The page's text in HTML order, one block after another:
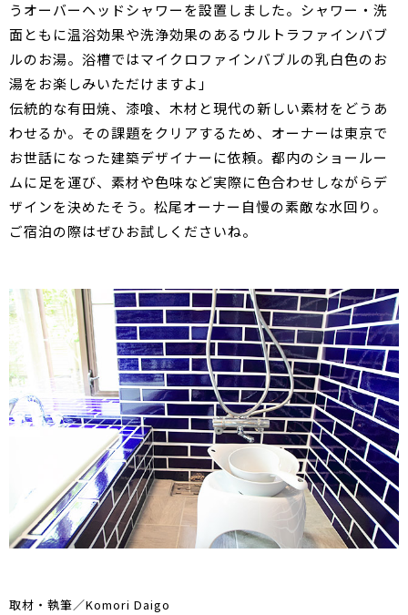
うオーバーヘッドシャワーを設置しました。シャワー・洗
面ともに温浴効果や洗浄効果のあるウルトラファインバブ
ルのお湯。浴槽ではマイクロファインバブルの乳白色のお
湯をお楽しみいただけますよ」
伝統的な有田焼、漆喰、木材と現代の新しい素材をどうあ
わせるか。その課題をクリアするため、オーナーは東京で
お世話になった建築デザイナーに依頼。都内のショールー
ムに足を運び、素材や色味など実際に色合わせしながらデ
ザインを決めたそう。松尾オーナー自慢の素敵な水回り。
ご宿泊の際はぜひお試しくださいね。
取材・執筆／Komori Daigo